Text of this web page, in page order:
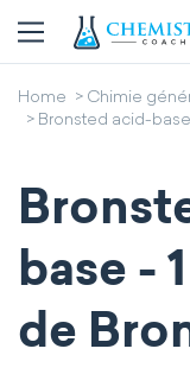
Home Chimie
Bronsted acid-
base -
de